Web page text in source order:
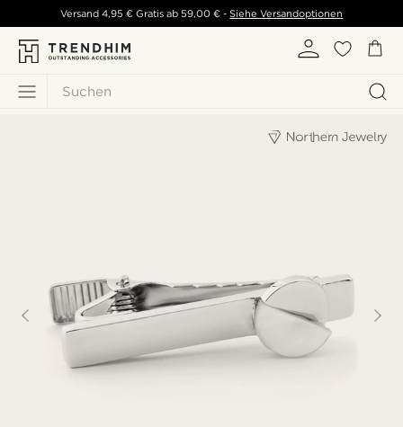
Suchen
Versand 4,95 € Gratis ab 59,00 € - Siehe Versandoptionen